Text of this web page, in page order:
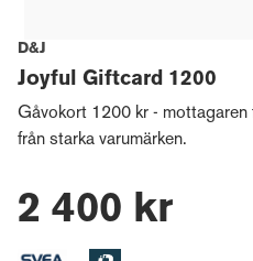
D&J
Joyful Giftcard 1200
Gåvokort 1200 kr - mottagaren
från starka varumärken.
2 400 kr